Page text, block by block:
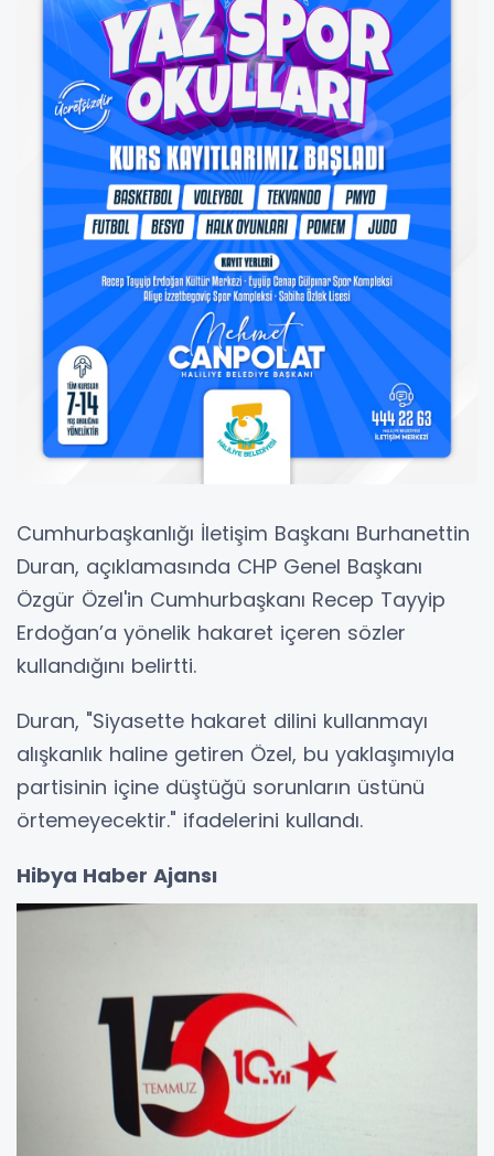
Cumhurbaşkanlığı İletişim Başkanı Burhanettin
Duran, açıklamasında CHP Genel Başkanı
Özgür Özel'in Cumhurbaşkanı Recep Tayyip
Erdoğan’a yönelik hakaret içeren sözler
kullandığını belirtti.
Duran, "Siyasette hakaret dilini kullanmayı
alışkanlık haline getiren Özel, bu yaklaşımıyla
partisinin içine düştüğü sorunların üstünü
örtemeyecektir." ifadelerini kullandı.
Hibya Haber Ajansı